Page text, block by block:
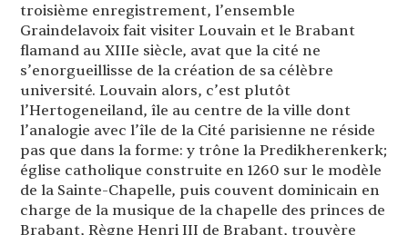
troisième enregistrement, l’ensemble
Graindelavoix fait visiter Louvain et le Brabant
flamand au XIIIe siècle, avat que la cité ne
s’enorgueillisse de la création de sa célèbre
université. Louvain alors, c’est plutôt
l’Hertogeneiland, île au centre de la ville dont
l’analogie avec l’île de la Cité parisienne ne réside
pas que dans la forme: y trône la Predikherenkerk;
église catholique construite en 1260 sur le modèle
de la Sainte-Chapelle, puis couvent dominicain en
charge de la musique de la chapelle des princes de
Brabant, Règne Henri III de Brabant, trouvère